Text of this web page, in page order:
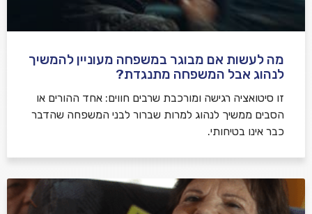
מה לעשות אם מבוגר במשפחה מעוניין להמשיך
לנהוג אבל המשפחה מתנגדת?
זו סיטואציה רגישה ומורכבת שרבים חווים: אחד ההורים או
הסבים ממשיך לנהוג למרות שברור לבני המשפחה שהדבר
כבר אינו בטיחותי.